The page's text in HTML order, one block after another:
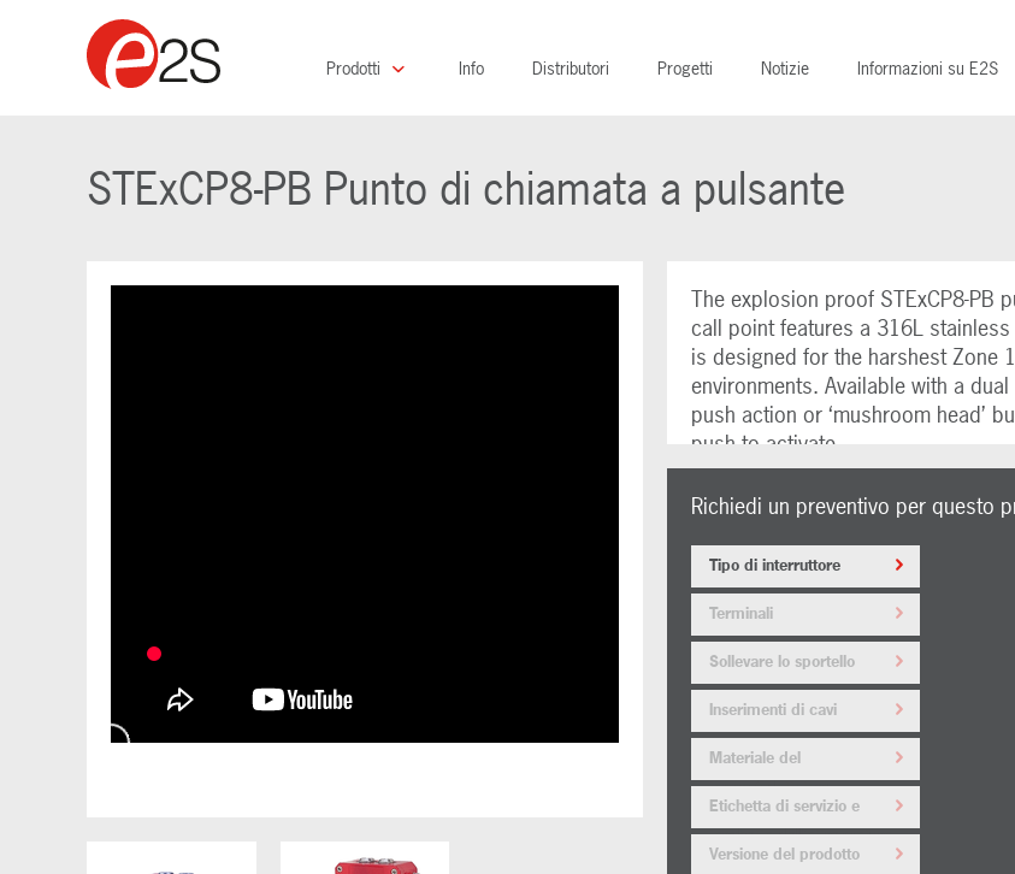
Prodotti Info Distributori Progetti Notizie Informazioni su E2S
STExCP8-PB Punto di chiamata a pulsante
The explosion proof STExCP8-PB
call point features a 316L
is designed for the harshest Zone
environments. Available with a
push action or ‘mushroom head’
push to activate.
Richiedi un preventivo per questo
Tipo di interruttore
Terminali
Sollevare lo sportello
Inserimenti di cavi
Materiale del
tappo/adattatore
Etichetta di servizio e
targhetta dell'attrezzatura
Versione del prodotto